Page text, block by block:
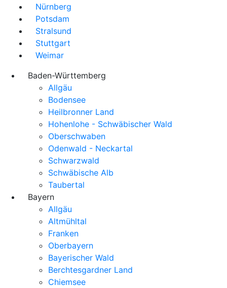
Nürnberg
Potsdam
Stralsund
Stuttgart
Weimar
Baden-Württemberg
Allgäu
Bodensee
Heilbronner Land
Hohenlohe - Schwäbischer Wald
Oberschwaben
Odenwald - Neckartal
Schwarzwald
Schwäbische Alb
Taubertal
Bayern
Allgäu
Altmühltal
Franken
Oberbayern
Bayerischer Wald
Berchtesgardner Land
Chiemsee